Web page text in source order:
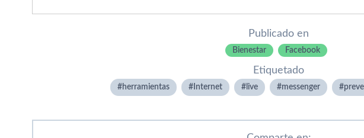
Publicado en
Bienestar Facebook
Etiquetado
herramientas Internet live messenger